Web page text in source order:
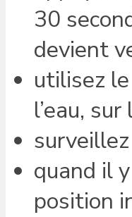
30
devient
utilisez
l’eau,
quand il
position